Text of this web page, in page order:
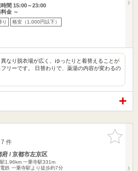
時間 15:00～23:00
料金 ～
り 格安（1,000円以下）
なり脱衣場が広く、ゆったりと着替えることが
リーです。 日替わりで、薬湯の内容が変わるの
お気に入
りに追加
件
府 / 京都市左京区
1.96km 一乗寺駅331m
鉄 一乗寺駅より徒歩約7分